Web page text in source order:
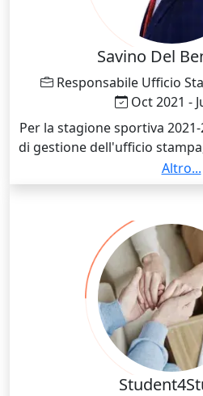
Savino Del
Responsabile Ufficio
Oct 2021 -
Per la stagione sportiva
di gestione dell'ufficio
predisposizione di cartelle
media sia in italiano che in
media aziendali, creazione
gestione delle news del sito aziendale.
i risultati più significativi: • ho
organicamente i followers
aziendali, oltre che le
Twitter; • ho lanciato
interviste con le atlete
influencer marketing; • ho
newsletter marketing con
esclusivi, promozioni e quiz
Altro...